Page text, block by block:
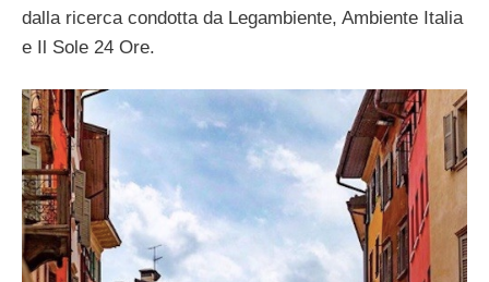
dalla ricerca condotta da Legambiente, Ambiente Italia
e Il Sole 24 Ore.